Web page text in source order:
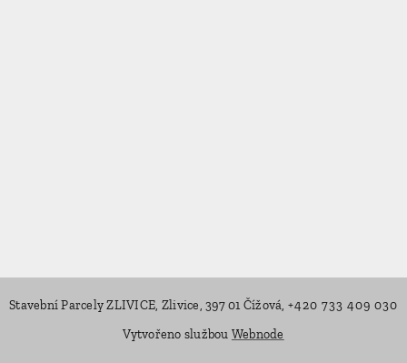
Stavební Parcely ZLIVICE, Zlivice, 397 01 Čížová, +420 733 409 030
Vytvořeno službou Webnode